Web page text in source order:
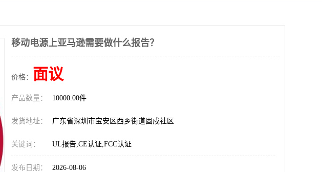
移动电源上亚马逊需要做什么报告？
价格： 面议
产品数量： 10000.00件
发货地址： 广东省深圳市宝安区西乡街道固戍社区
关键词： UL报告,CE认证,FCC认证
发布日期： 2026-08-06